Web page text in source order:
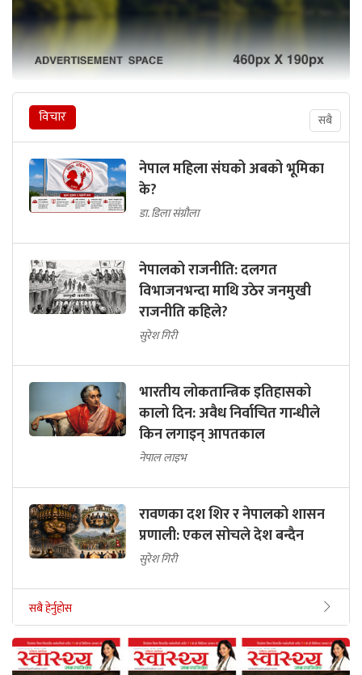
विचार सबै
नेपाल महिला संघको अबको भूमिका
के?
डा. डिला संग्रौला
नेपालको राजनीति: दलगत
विभाजनभन्दा माथि उठेर जनमुखी
राजनीति कहिले?
सुरेश गिरी
भारतीय लोकतान्त्रिक इतिहासको
कालो दिन: अवैध निर्वाचित गान्धीले
किन लगाइन् आपतकाल
नेपाल लाइभ
रावणका दश शिर र नेपालको शासन
प्रणाली: एकल सोचले देश बन्दैन
सुरेश गिरी
सबै हेर्नुहोस